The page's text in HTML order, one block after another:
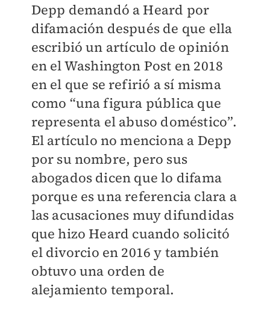
Depp demandó a Heard por
difamación después de que ella
escribió un artículo de opinión
en el Washington Post en 2018
en el que se refirió a sí misma
como “una figura pública que
representa el abuso doméstico”.
El artículo no menciona a Depp
por su nombre, pero sus
abogados dicen que lo difama
porque es una referencia clara a
las acusaciones muy difundidas
que hizo Heard cuando solicitó
el divorcio en 2016 y también
obtuvo una orden de
alejamiento temporal.